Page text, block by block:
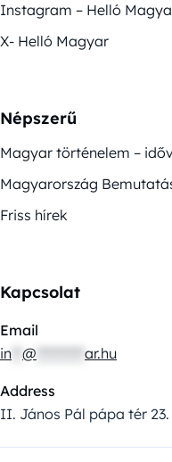
Instagram – Helló
X- Helló Magyar
Népszerű
Magyar történelem –
Magyarország
Friss hírek
Kapcsolat
Email
in @ ar.hu
Address
II. János Pál pápa tér